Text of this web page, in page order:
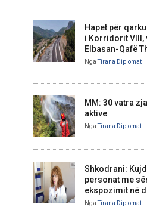
Hapet për
i Korridorit VIII,
Elbasan-Qafë
NgaTirana Diplomat
MM: 30 vatra
aktive
NgaTirana Diplomat
Shkodrani:
personat me
ekspozimit në
NgaTirana Diplomat